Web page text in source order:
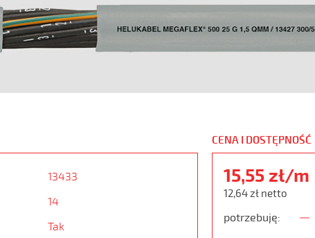
13433
14
Tak
CENA I DOSTĘPNOŚĆ
15,55 zł/m
12,64 zł netto
potrzebuję: